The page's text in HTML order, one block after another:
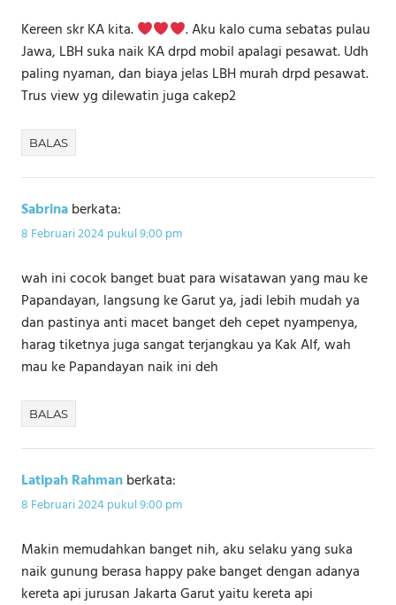
Kereen skr KA kita.
. Aku kalo cuma sebatas pulau
Jawa, LBH suka naik KA drpd mobil apalagi pesawat. Udh
paling nyaman, dan biaya jelas LBH murah drpd pesawat.
Trus view yg dilewatin juga cakep2
BALAS
Sabrinaberkata:
8 Februari 2024 pukul 9:00 pm
wah ini cocok banget buat para wisatawan yang mau ke
Papandayan, langsung ke Garut ya, jadi lebih mudah ya
dan pastinya anti macet banget deh cepet nyampenya,
harag tiketnya juga sangat terjangkau ya Kak AIf, wah
mau ke Papandayan naik ini deh
BALAS
Latipah Rahmanberkata:
8 Februari 2024 pukul 9:00 pm
Makin memudahkan banget nih, aku selaku yang suka
naik gunung berasa happy pake banget dengan adanya
kereta api jurusan Jakarta Garut yaitu kereta api